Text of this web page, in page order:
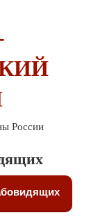
России